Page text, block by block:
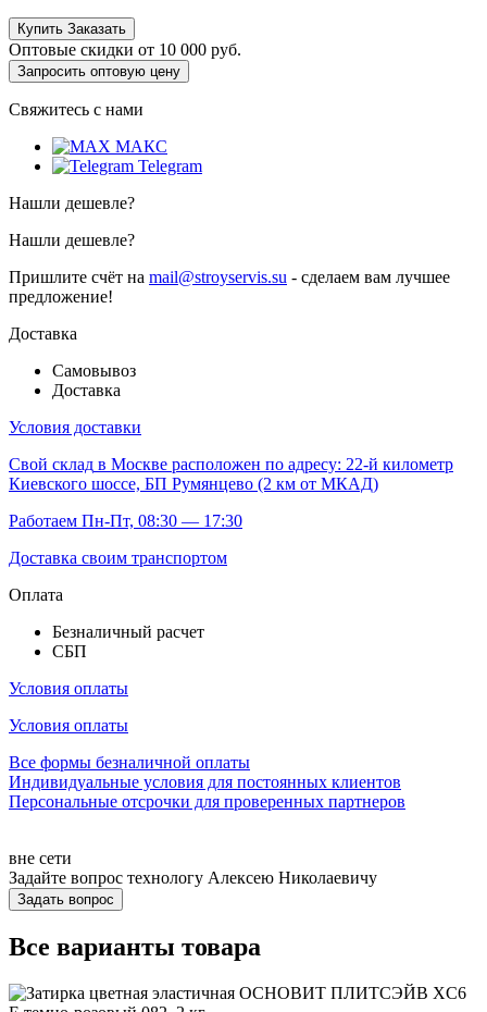
Купить Заказать
Оптовые скидки от 10 000 руб.
Запросить оптовую цену
Свяжитесь с нами
МАКС
Telegram
Нашли дешевле?
Нашли дешевле?
Пришлите счёт на mail@stroyservis.su - сделаем вам лучшее
предложение!
Доставка
Самовывоз
Доставка
Условия доставки
Свой склад в Москве расположен по адресу: 22-й километр
Киевского шоссе, БП Румянцево (2 км от МКАД)
Работаем Пн-Пт, 08:30 — 17:30
Доставка своим транспортом
Оплата
Безналичный расчет
СБП
Условия оплаты
Условия оплаты
Все формы безналичной оплаты
Индивидуальные условия для постоянных клиентов
Персональные отсрочки для проверенных партнеров
вне сети
Задайте вопрос технологу Алексею Николаевичу
Задать вопрос
Все варианты товара